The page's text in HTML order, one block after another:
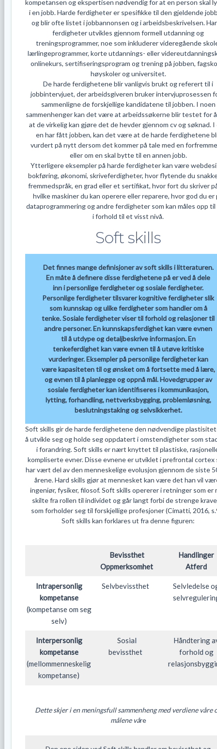
kompetansen og ekspertisen nødvendig for at en person skal
i en jobb. Harde ferdigheter er spesifikke til den gjeldende
og blir ofte listet i jobbannonsen og i arbeidsbeskrivelsen.
ferdigheter utvikles gjennom formell utdanning og
treningsprogrammer, noe som inkluderer videregående
lærlingeprogrammer, korte utdannings- eller
onlinekurs, sertifiseringsprogram og trening på jobben,
høyskoler og universitet.
De harde ferdighetene blir vanligvis brukt og referert til i
jobbintervjuet, der arbeidsgiveren bruker intervjuprosessen
sammenligne de forskjellige kandidatene til jobben. I noen
sammenhenger kan det være at arbeidssøkerne blir testet for
at de virkelig kan gjøre det de hevder gjennom cv og søknad.
en har fått jobben, kan det være at de harde ferdighetene
vurdert på nytt dersom det kommer på tale med en
eller om en skal bytte til en annen jobb.
Ytterligere eksempler på harde ferdigheter kan være
bokføring, økonomi, skriveferdigheter, hvor flytende du
fremmedspråk, en grad eller et sertifikat, hvor fort du skriver
hvilke maskiner du kan operere eller reparere, hvor god du er
dataprogrammering og andre ferdigheter som kan måles opp
i forhold til et visst nivå.
Soft skills
Det finnes mange definisjoner av soft skills i litteraturen.
En måte å definere disse ferdighetene på er ved å dele
inn i personlige ferdigheter og sosiale ferdigheter.
Personlige ferdigheter tilsvarer kognitive ferdigheter slik
som kunnskap og ulike ferdigheter som handler om å
tenke. Sosiale ferdigheter viser til forhold og relasjoner til
andre personer. En kunnskapsferdighet kan være evnen
til å utdype og detaljbeskrive informasjon. En
tenkeferdighet kan være evnen til å utøve kritiske
vurderinger. Eksempler på personlige ferdigheter kan
være kapasiteten til og ønsket om å fortsette med å lære,
og evnen til å planlegge og oppnå mål. Hovedgrupper av
sosiale ferdigheter kan identifiseres i kommunikasjon,
lytting, forhandling, nettverksbygging, problemløsning,
beslutningstaking og selvsikkerhet.
Soft skills gir de harde ferdighetene den nødvendige
å utvikle seg og holde seg oppdatert i omstendigheter som
i forandring. Soft skills er nært knyttet til plastiske,
kompliserte evner. Disse evnene er utviklet i prefrontal cortex
har vært del av den menneskelige evolusjon gjennom de siste
årene. Hard skills gjør at mennesket kan være det han vil
ingeniør, fysiker, filosof. Soft skills opererer i retninger som er
skilte fra rollen til individet og går langt forbi de strenge
som forholder seg til forskjellige profesjoner (Cimatti, 2016,
Soft skills kan forklares ut fra denne figuren:
Bevissthet
Oppmerksomhet
Handlinger
Atferd
Intrapersonlig
kompetanse
(kompetanse om seg
selv)
Selvbevissthet
Selvledelse
Interpersonlig
kompetanse
(mellommenneskelig
kompetanse)
Sosial
bevissthet
Håndtering
forhold og
Dette skjer i en meningsfull sammenheng med verdiene våre
målene våre